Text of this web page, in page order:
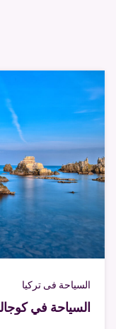
السياحة فى تركيا
السياحة في